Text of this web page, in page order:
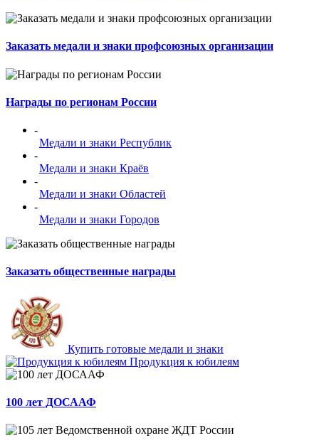
Заказать медали и знаки профсоюзных организации
Награды по регионам России
-
Медали и знаки Республик
-
Медали и знаки Краёв
-
Медали и знаки Областей
-
Медали и знаки Городов
Заказать общественные награды
Купить готовые медали и знаки
Продукция к юбилеям
100 лет ДОСААФ